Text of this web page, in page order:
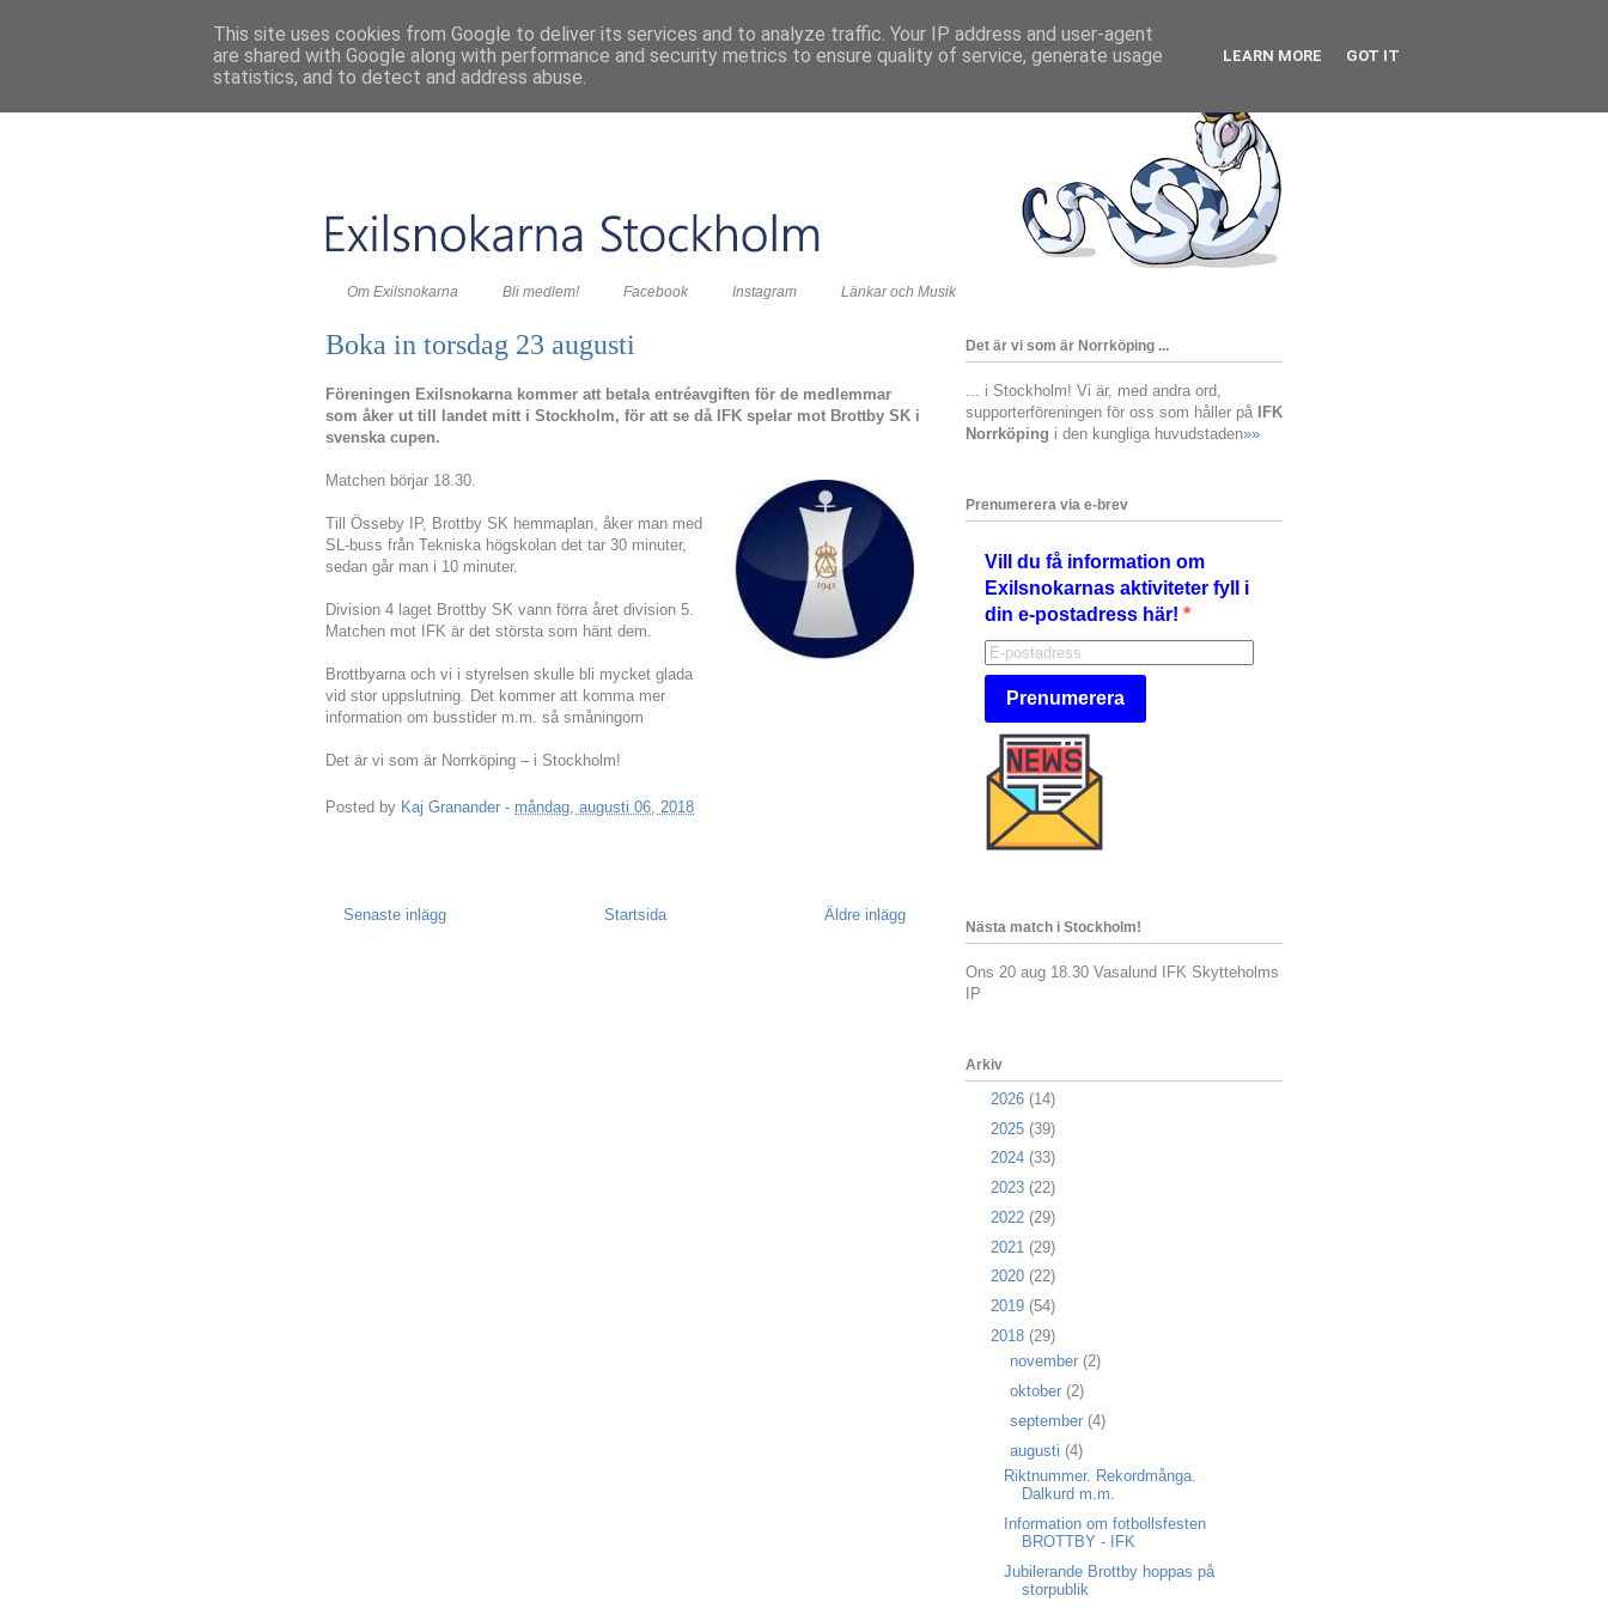
Om Exilsnokarna Bli medlem! Facebook Instagram Länkar och Musik
Boka in torsdag 23 augusti
Föreningen Exilsnokarna kommer att betala entréavgiften för de medlemmar
som åker ut till landet mitt i Stockholm, för att se då IFK spelar mot Brottby SK i
svenska cupen.
Matchen börjar 18.30.
Till Össeby IP, Brottby SK hemmaplan, åker man med
SL-buss från Tekniska högskolan det tar 30 minuter,
sedan går man i 10 minuter.
Division 4 laget Brottby SK vann förra året division 5.
Matchen mot IFK är det största som hänt dem.
Brottbyarna och vi i styrelsen skulle bli mycket glada
vid stor uppslutning. Det kommer att komma mer
information om busstider m.m. så småningom
Det är vi som är Norrköping – i Stockholm!
Posted by Kaj Granander - måndag, augusti 06, 2018
Senaste inlägg Äldre inlägg
Startsida
Det är vi som är Norrköping ...
... i Stockholm! Vi är, med andra ord,
supporterföreningen för oss som håller på
IFK
Norrköping i den kungliga huvudstaden»»
Prenumerera via e-brev
Vill du få information om
Exilsnokarnas aktiviteter fyll i
din e-postadress här!
Prenumerera
Nästa match i Stockholm!
Ons 20 aug 18.30 Vasalund IFK Skytteholms
IP
Arkiv
2026 (14)
2025 (39)
2024 (33)
2023 (22)
2022 (29)
2021 (29)
2020 (22)
2019 (54)
2018 (29)
november (2)
oktober (2)
september (4)
augusti (4)
Riktnummer. Rekordmånga.
Dalkurd m.m.
Information om fotbollsfesten
BROTTBY - IFK
Jubilerande Brottby hoppas på
storpublik
This site uses cookies from Google to deliver its services and to analyze traffic. Your IP address and user-agent
are shared with Google along with performance and security metrics to ensure quality of service, generate usage
statistics, and to detect and address abuse.
LEARN MORE GOT IT